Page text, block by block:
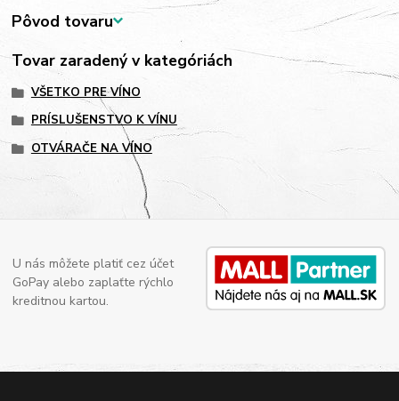
Pôvod tovaru
Tovar zaradený v kategóriách
VŠETKO PRE VÍNO
PRÍSLUŠENSTVO K VÍNU
OTVÁRAČE NA VÍNO
U nás môžete platiť cez účet
GoPay alebo zaplaťte rýchlo
kreditnou kartou.